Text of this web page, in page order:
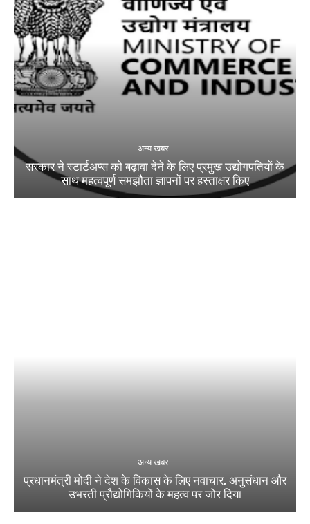
अन्य खबर
सरकार ने स्टार्टअप्‍स को बढ़ावा देने के लिए प्रमुख उद्योगपतियों के
साथ महत्‍वपूर्ण समझौता ज्ञापनों पर हस्‍ताक्षर किए
अन्य खबर
प्रधानमंत्री मोदी ने देश के विकास के लिए नवाचार, अनुसंधान और
उभरती प्रौद्योगिकियों के महत्व पर जोर दिया